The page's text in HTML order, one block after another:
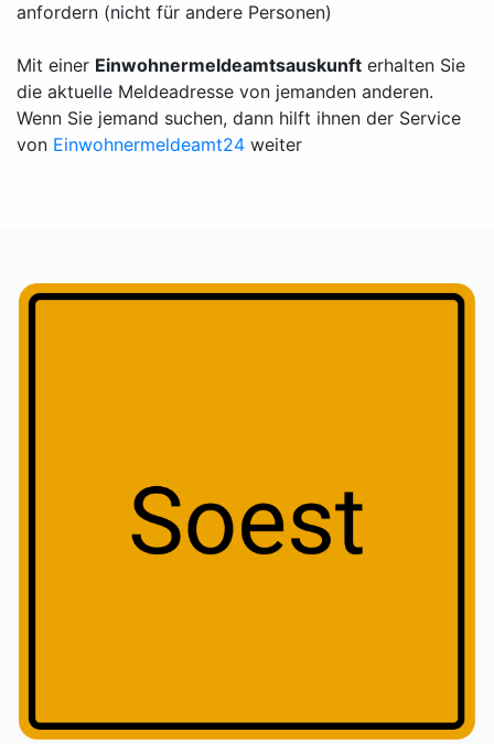
anfordern (nicht für andere Personen)
Mit einer Einwohnermeldeamtsauskunft erhalten Sie
die aktuelle Meldeadresse von jemanden anderen.
Wenn Sie jemand suchen, dann hilft ihnen der Service
von Einwohnermeldeamt24 weiter